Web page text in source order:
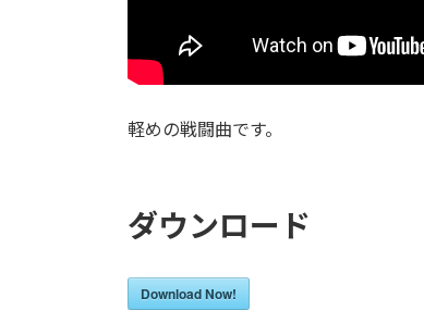
軽めの戦闘曲です。
ダウンロード
Download Now!